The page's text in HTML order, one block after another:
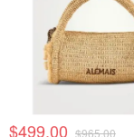
$499.00 $965.00